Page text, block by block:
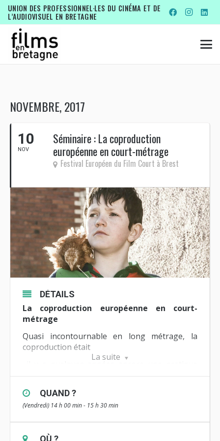
UNION DES PROFESSIONNEL·LES DU CINÉMA ET DE
L’AUDIOVISUEL EN BRETAGNE
NOVEMBRE, 2017
10
NOV
Séminaire : La coproduction
européenne en court-métrage
Festival Européen du Film Court à Brest
La suite
DÉTAILS
La coproduction européenne en court-
métrage
Quasi incontournable en long métrage, la
coproduction était
peu usuelle pour le court métrage. Aujourd’hui,
collaborations entre producteurs implantés
dans différentes régions d’Europe.
A partir de deux études de cas basées sur des
films projetés cette année à Brest, nous nous
QUAND ?
(Vendredi) 14 h 00 min - 15 h 30 min
OÙ ?